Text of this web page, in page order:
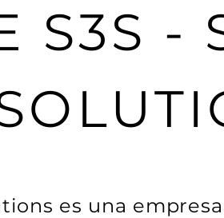
S3S -
es una